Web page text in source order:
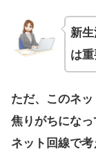
新
は重
ただ、このネ
焦りがちになっ
ネット回線で考